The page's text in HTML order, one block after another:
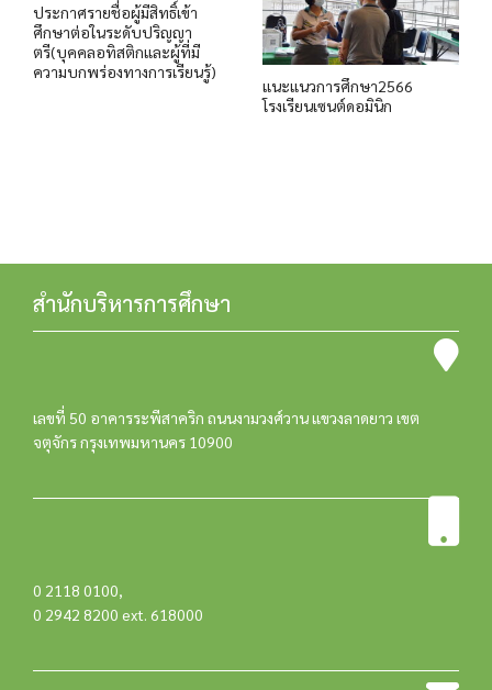
ประกาศรายชื่อผู้มีสิทธิ์เข้า
ศึกษาต่อในระดับปริญญา
ตรี(บุคคลอทิสติกและผู้ที่มี
ความบกพร่องทางการเรียนรู้)
แนะแนวการศึกษา2566
โรงเรียนเซนต์ดอมินิก
สำนักบริหารการศึกษา
เลขที่ 50 อาคารระพีสาคริก ถนนงามวงศ์วาน แขวงลาดยาว เขต
จตุจักร กรุงเทพมหานคร 10900
0 2118 0100,
0 2942 8200 ext. 618000